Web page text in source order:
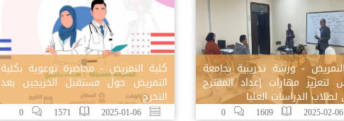
- ورشة تدريبية بجامعة
لتعزيز مهارات إعداد المقترح
لطلاب الدراسات العليا
كلية التمريض - محاضرة توعوية بكلية
التمريض حول مستقبل الخريجين بعد
التخرج